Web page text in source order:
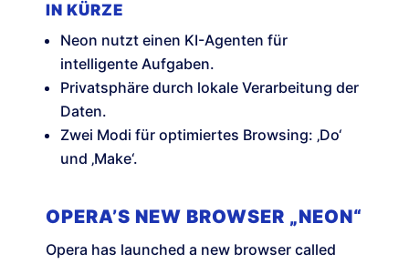
IN KÜRZE
Neon nutzt einen KI-Agenten für
intelligente Aufgaben.
Privatsphäre durch lokale Verarbeitung der
Daten.
Zwei Modi für optimiertes Browsing: ‚Do‘
und ‚Make‘.
OPERA’S NEW BROWSER „NEON“
Opera has launched a new browser called